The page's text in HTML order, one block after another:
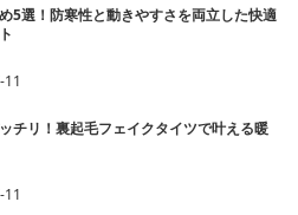
5選！防寒性と動きやすさを両立した快適
チリ！裏起毛フェイクタイツで叶える暖